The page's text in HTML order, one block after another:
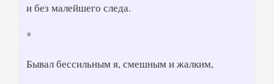
и без малейшего следа.
*
Бывал бессильным я, смешным и жалким,